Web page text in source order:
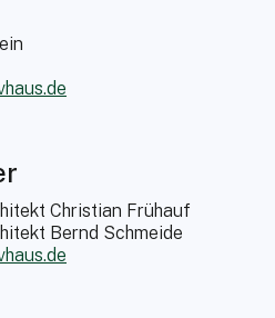
Christian Frühauf
Bernd Schmeide